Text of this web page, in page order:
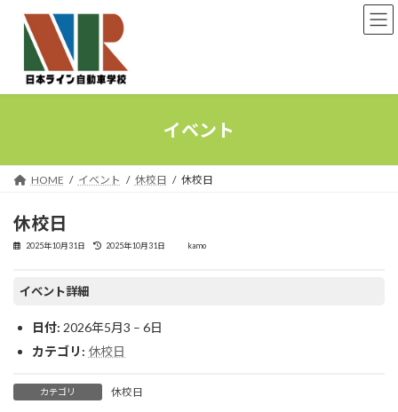
へ
プ
ョ
動
イベント
HOME イベント 休校日 休校日
休校日
2025年10月31日
最
2025年10月31日 kamo
イベント詳細
日付: 2026年5月3 – 6日
カテゴリ: 休校日
カテゴリ 休校日